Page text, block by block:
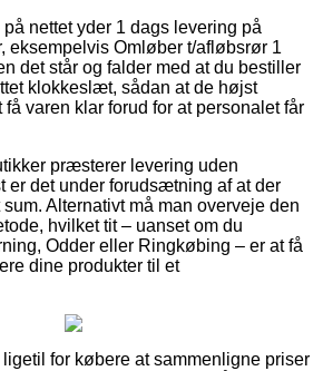
nettet yder 1 dags levering på
eksempelvis Omløber t/afløbsrør 1
det står og falder med at du bestiller
klokkeslæt, sådan at de højst
varen klar forud for at personalet får
præsterer levering uden
er det under forudsætning af at der
Alternativt må man overveje den
hvilket tit – uanset om du
Odder eller Ringkøbing – er at få
dine produkter til et
for købere at sammenligne priser